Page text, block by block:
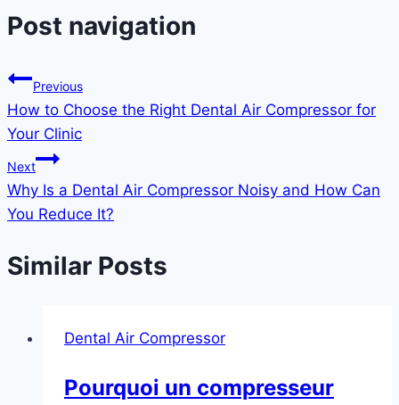
Post navigation
Previous
How to Choose the Right Dental Air Compressor for
Your Clinic
Next
Why Is a Dental Air Compressor Noisy and How Can
You Reduce It?
Similar Posts
Dental Air Compressor
Pourquoi un compresseur